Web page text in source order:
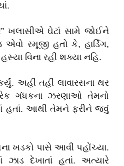
.
” ખલાસીએ ઘેટાં સામે જોઈને
રમૂજી હતો કે, હાર્ડિંગ,
વિના રહી શક્યા નહિ.
અહીં તહીં લાવારસના થર
ગંધકના ઝરણાઓ તેમનો
હતાં. આથી તેમને ફરીને જવું
ખડકો પાસે આવી પહોંચ્યા.
ઝાડ દેખાતાં હતાં. અત્યારે